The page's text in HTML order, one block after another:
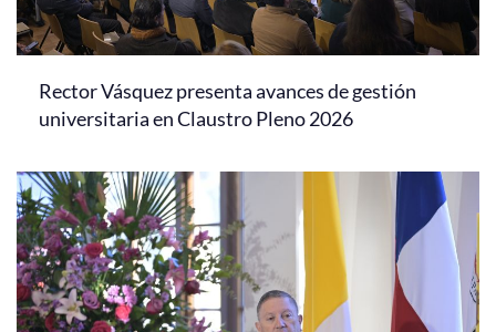
Rector Vásquez presenta avances de gestión
universitaria en Claustro Pleno 2026